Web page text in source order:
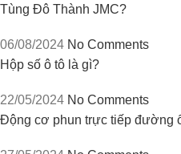
Tùng Đô Thành JMC?
06/08/2024 No Comments
Hộp số ô tô là gì?
22/05/2024 No Comments
Động cơ phun trực tiếp đường